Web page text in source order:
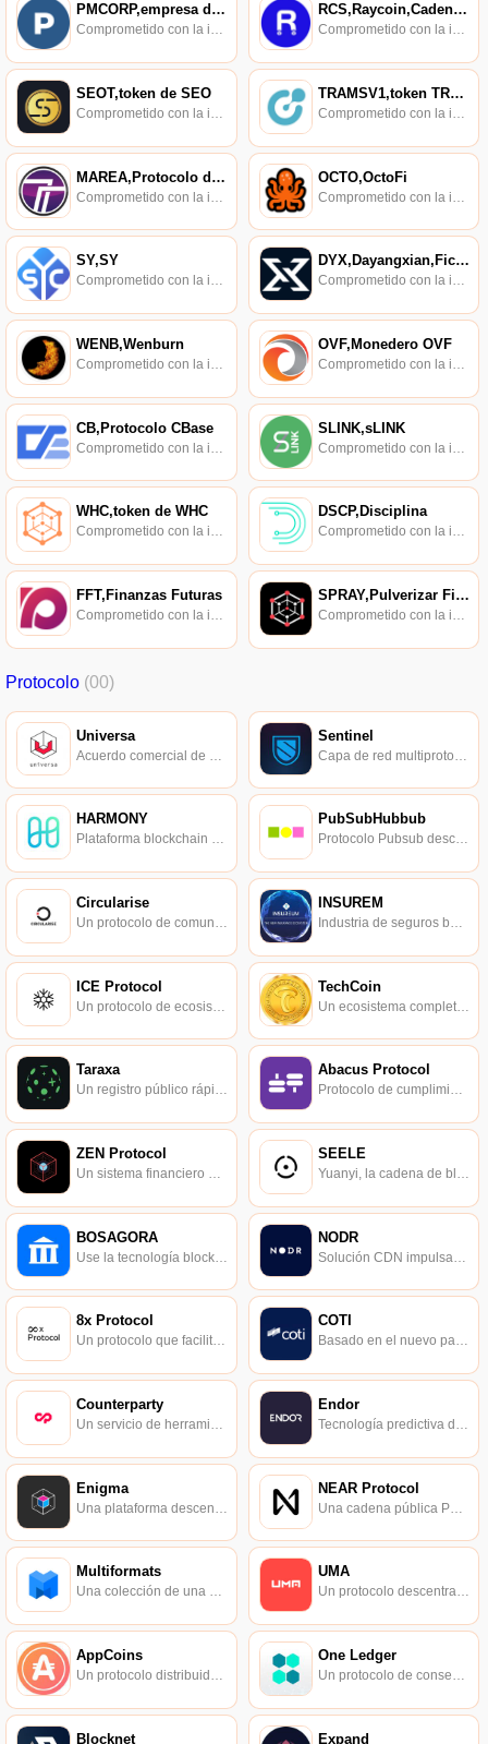
PMCORP,empresa de minería de bolsillo
Comprometido con la investigación de políticas en los campos de las nuevas finanzas, las finanzas internacionales y los mercados financieros.
RCS,Raycoin,Cadena RCS
Comprometido con la investigación de políticas en los campos de las nuevas finanzas, las finanzas internacionales y los mercados financieros.
SEOT,token de SEO
Comprometido con la investigación de políticas en los campos de las nuevas finanzas, las finanzas internacionales y los mercados financieros.
TRAMSV1,token TRAMSV1
Comprometido con la investigación de políticas en los campos de las nuevas finanzas, las finanzas internacionales y los mercados financieros.
MAREA,Protocolo de Marea OCTO,OctoFi
SY,SY
Comprometido con la investigación de políticas en los campos de las nuevas finanzas, las finanzas internacionales y los mercados financieros.
DYX,Dayangxian,Ficha DYX
Comprometido con la investigación de políticas en los campos de las nuevas finanzas, las finanzas internacionales y los mercados financieros.
WENB,Wenburn
Comprometido con la investigación de políticas en los campos de las nuevas finanzas, las finanzas internacionales y los mercados financieros.
OVF,Monedero OVF
Comprometido con la investigación de políticas en los campos de las nuevas finanzas, las finanzas internacionales y los mercados financieros.
CB,Protocolo CBase SLINK,sLINK
WHC,token de WHC
Comprometido con la investigación de políticas en los campos de las nuevas finanzas, las finanzas internacionales y los mercados financieros.
DSCP,Disciplina
Comprometido con la investigación de políticas en los campos de las nuevas finanzas, las finanzas internacionales y los mercados financieros.
FFT,Finanzas Futuras
Comprometido con la investigación de políticas en los campos de las nuevas finanzas, las finanzas internacionales y los mercados financieros.
SPRAY,Pulverizar Finanzas
Comprometido con la investigación de políticas en los campos de las nuevas finanzas, las finanzas internacionales y los mercados financieros.
Protocolo (00)
Universa Sentinel
HARMONY
Plataforma blockchain 3.0 de alto rendimiento.
PubSubHubbub
Protocolo Pubsub descentralizado abierto, simple y escalable en la web.
Circularise
Un protocolo de comunicación abierto, distribuido y seguro para la economía circular.
INSUREM
Industria de seguros basada en blockchain.
ICE Protocol
Un protocolo de ecosistema que incentiva a los consumidores.
TechCoin
Taraxa
Un registro público rápido, escalable y apto para dispositivos diseñado para mejorar la credibilidad, el anonimato y el valor del ecosistema IoT.
Abacus Protocol
Protocolo de cumplimiento de verificación de identidad para la economía de fichas.
ZEN Protocol
Un sistema financiero descentralizado basado en una parachain conectada a Bitcoin.
SEELE
Yuanyi, la cadena de bloques de cuarta generación.
BOSAGORA
Use la tecnología blockchain como un habilitador de proyectos para crear un mundo mejor.
NODR
8x Protocol
Un protocolo que facilita pagos encriptados repetidos.
COTI
Basado en el nuevo pago digital de DAG, se propone el consenso de Trust Chain y tiene un ecosistema de pago completo.
Counterparty
Un servicio de herramienta de contrato inteligente basado en la cadena de bloques de Bitcoin.
Endor
Tecnología predictiva de IA que todos pueden usar.
Enigma NEAR Protocol
Multiformats
Una colección de una serie de protocolos que calcula todos los valores hash en un formato unificado.
UMA
Un protocolo descentralizado que proporciona contratos financieros sin confianza y oráculos descentralizados.
AppCoins
Un protocolo distribuido para tiendas de aplicaciones basadas en blockchain.
One Ledger
Un protocolo de consenso entre cadenas.
Blocknet Expand